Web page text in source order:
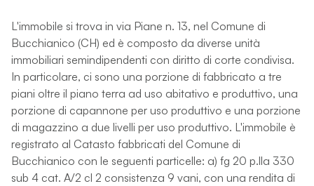
L'immobile si trova in via Piane n. 13, nel Comune di
Bucchianico (CH) ed è composto da diverse unità
immobiliari semindipendenti con diritto di corte condivisa.
In particolare, ci sono una porzione di fabbricato a tre
piani oltre il piano terra ad uso abitativo e produttivo, una
porzione di capannone per uso produttivo e una porzione
di magazzino a due livelli per uso produttivo. L'immobile è
registrato al Catasto fabbricati del Comune di
Bucchianico con le seguenti particelle: a) fg 20 p.lla 330
sub 4 cat. A/2 cl 2 consistenza 9 vani, con una rendita di